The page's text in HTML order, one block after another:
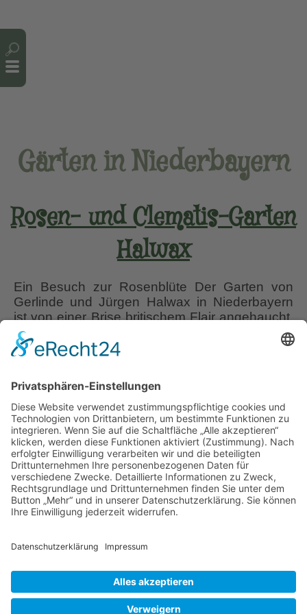
Gärten in Niederbayern
Rosen- und Clematis-Garten
Halwax
Ein Besuch zur Rosenblüte Der Garten von
Gerlinde und Jürgen Halwax in Niederbayern
ist von einer Brise britischem Flair angehaucht.
Als leidenschaftliche Garten-Reisende und -
Besucher hatten sie viele Möglichkeiten,
Gartenplanung Einfluss nehmen. Rosa
‘Lichtkönigin Lucia’ – Clematis viticella ‘Signe’
– Rosa ‘Aloha’…Rosen-
und
Clematis-
Garten
Halwax
Liebe Leser! Ihr könnt euch per E-Mail
informieren lassen, wenn neue Artikel auf
Wurzerlsgarten erscheinen.Folgt dafür einfach
diesem Link und gebt dort eure E-Mailadresse